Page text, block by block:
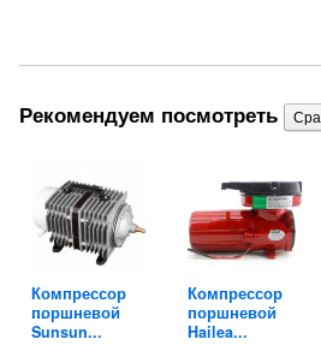
Рекомендуем посмотреть
Компрессор
поршневой
Sunsun...
Компрессор
поршневой
Hailea...